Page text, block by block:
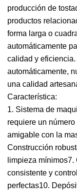
producción de
productos
forma larga o
automáticamente
calidad y
automáticamente,
una calidad
Característica:
1. Sistema de
requiere un
amigable con la
Construcción
limpieza
consistente y
perfectas10.